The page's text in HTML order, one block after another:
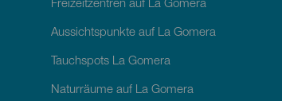
Freizeitzentren auf La Gomera
Aussichtspunkte auf La Gomera
Tauchspots La Gomera
Naturräume auf La Gomera